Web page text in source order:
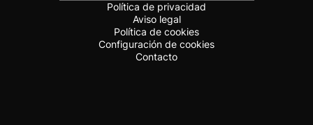
Política de privacidad
Aviso legal
Política de cookies
Configuración de cookies
Contacto